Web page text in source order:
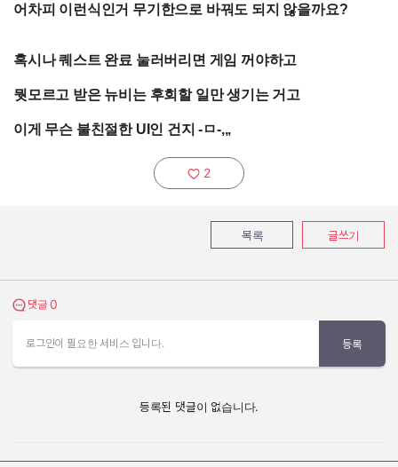
어차피 이런식인거 무기한으로 바꿔도 되지 않을까요?
혹시나 퀘스트 완료 눌러버리면 게임 꺼야하고
뭣모르고 받은 뉴비는 후회할 일만 생기는 거고
이게 무슨 불친절한 UI인 건지 -ㅁ-,,,
추천하기:
2
목록 글쓰기
댓글 보기
댓글 0
로그인이 필요한 서비스 입니다. 등록
등록된 댓글이 없습니다.